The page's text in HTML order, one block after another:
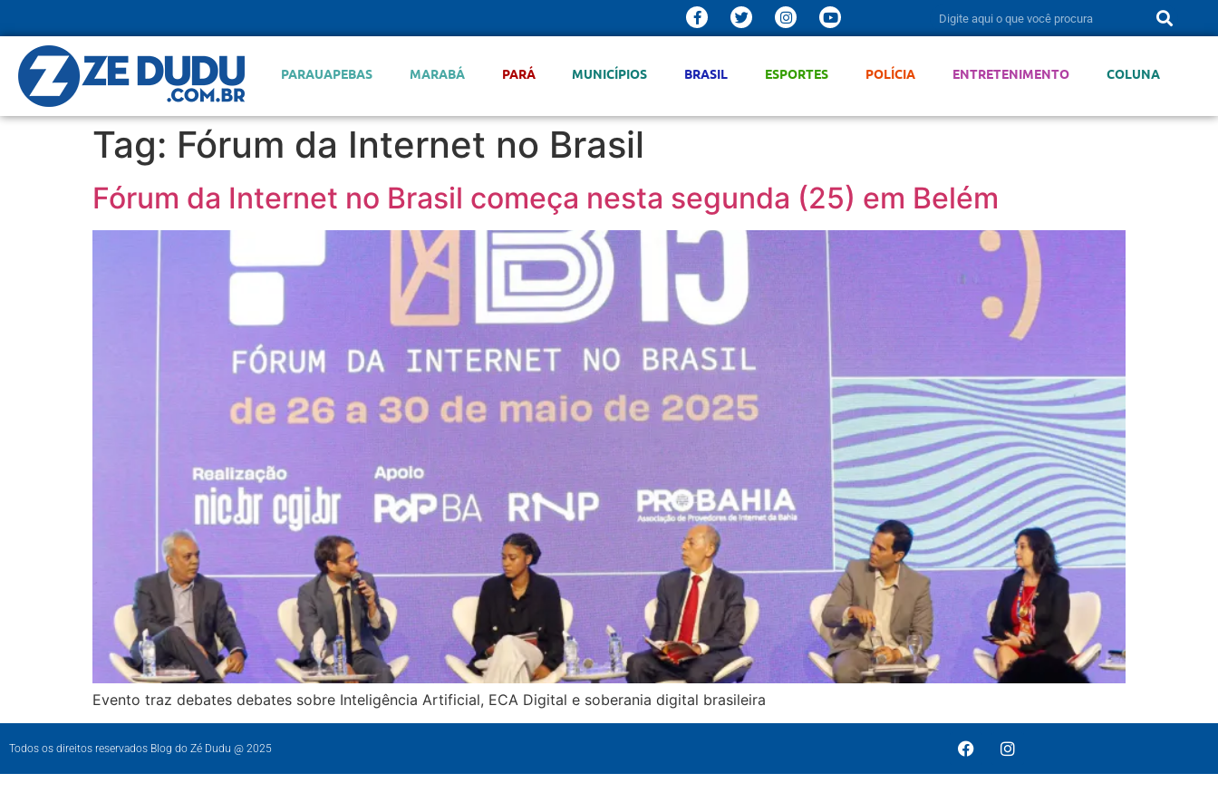
PARAUAPEBAS MARABÁ PARÁ MUNICÍPIOS BRASIL ESPORTES POLÍCIA ENTRETENIMENTO COLUNA
Tag: Fórum da Internet no Brasil
Fórum da Internet no Brasil começa nesta segunda (25) em Belém
Evento traz debates debates sobre Inteligência Artificial, ECA Digital e soberania digital brasileira
Todos os direitos reservados Blog do Zé Dudu @ 2025